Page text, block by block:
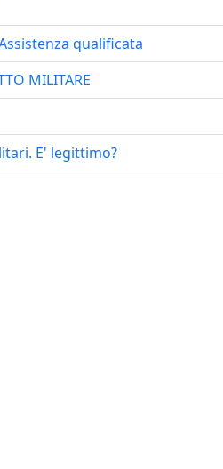
qualificata
MILITARE
E' legittimo?